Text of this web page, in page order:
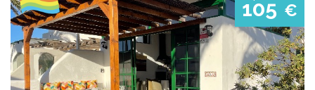
105 €